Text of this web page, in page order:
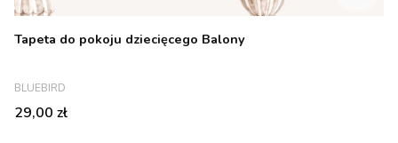
Tapeta do pokoju dziecięcego Balony
PRODUCENT
BLUEBIRD
Cena
29,00 zł